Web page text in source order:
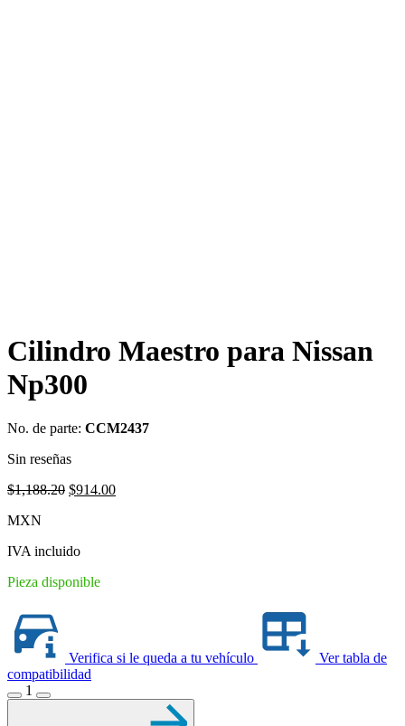
Cilindro Maestro para Nissan
Np300
No. de parte: CCM2437
Sin reseñas
$1,188.20 Original
$914.00Current
MXN
IVA incluido
Pieza disponible
Verifica si le queda a tu vehículo
Ver tabla de
compatibilidad
1